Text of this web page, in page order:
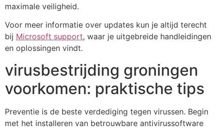
maximale veiligheid.
Voor meer informatie over updates kun je altijd terecht
bij Microsoft support, waar je uitgebreide handleidingen
en oplossingen vindt.
virusbestrijding groningen
voorkomen: praktische tips
Preventie is de beste verdediging tegen virussen. Begin
met het installeren van betrouwbare antivirussoftware